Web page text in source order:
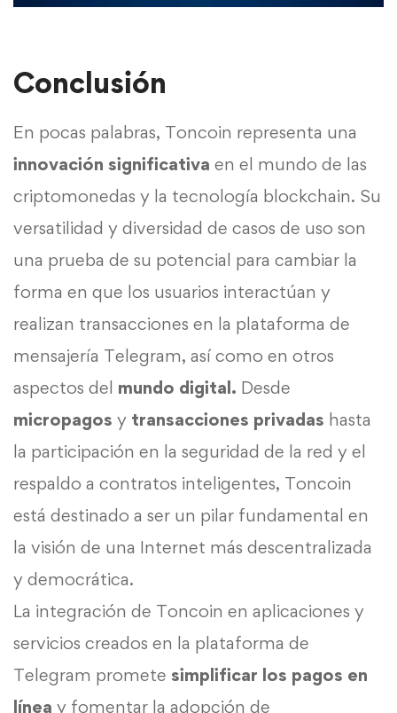
Conclusión
En pocas palabras, Toncoin representa una
innovación significativa en el mundo de las
criptomonedas y la tecnología blockchain. Su
versatilidad y diversidad de casos de uso son
una prueba de su potencial para cambiar la
forma en que los usuarios interactúan y
realizan transacciones en la plataforma de
mensajería Telegram, así como en otros
aspectos del mundo digital. Desde
micropagos y transacciones privadas hasta
la participación en la seguridad de la red y el
respaldo a contratos inteligentes, Toncoin
está destinado a ser un pilar fundamental en
la visión de una Internet más descentralizada
y democrática.
La integración de Toncoin en aplicaciones y
servicios creados en la plataforma de
Telegram promete simplificar los pagos en
línea y fomentar la adopción de